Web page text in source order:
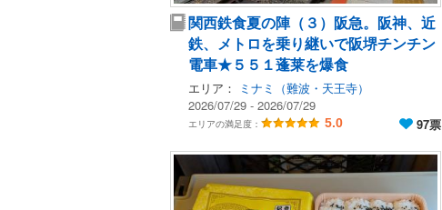
関西鉄食夏の陣（３）阪急。阪神、近
鉄、メトロを乗り継いで阪堺チンチン
電車★５５１蓬莱を爆食
エリア：
ミナミ（難波・天王寺）
2026/07/29 - 2026/07/29
エリアの満足度： 5.0 97票